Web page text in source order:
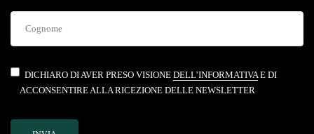
DICHIARO DI AVER PRESO VISIONE DELL’INFORMATIVAE DI
ACCONSENTIRE ALLA RICEZIONE DELLE NEWSLETTER